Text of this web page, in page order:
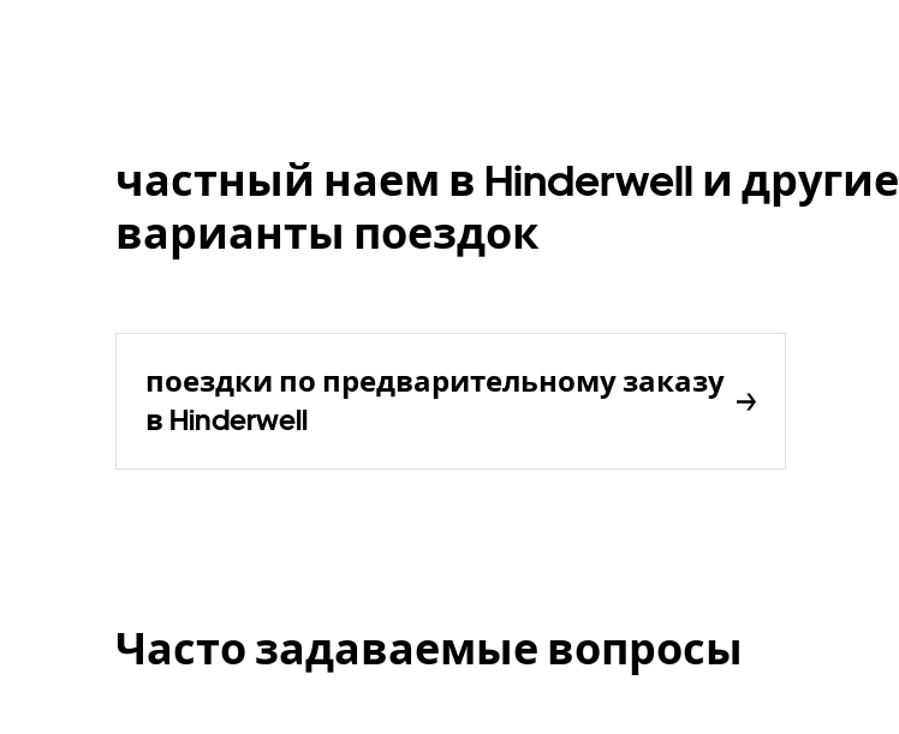
частный наем в Hinderwell и другие
варианты поездок
поездки по предварительному заказу
в Hinderwell
Часто задаваемые вопросы